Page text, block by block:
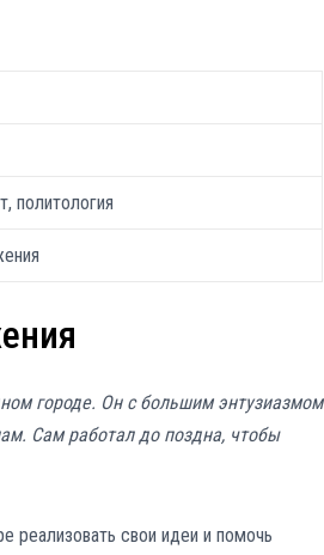
политология
городе. Он с большим энтузиазмом
Сам работал до поздна, чтобы
реализовать свои идеи и помочь